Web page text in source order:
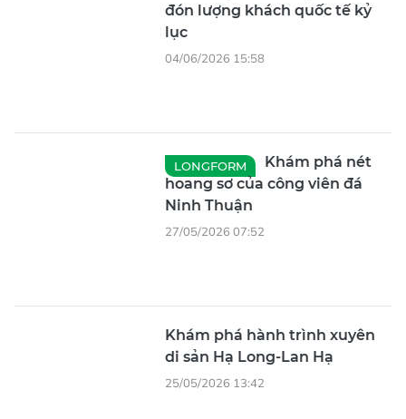
đón lượng khách quốc tế kỷ
lục
04/06/2026 15:58
LONGFORM
Khám phá nét
hoang sơ của công viên đá
Ninh Thuận
27/05/2026 07:52
Khám phá hành trình xuyên
di sản Hạ Long-Lan Hạ
25/05/2026 13:42